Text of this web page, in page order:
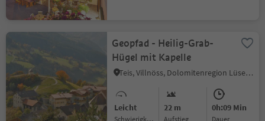
Geopfad - Heilig-Grab-
Hügel mit Kapelle
Teis, Villnöss, Dolomitenregion Lüsen Villnöss
Leicht
Schwierigkeitsgrad
22 m
Aufstieg
0h:09 Min
Dauer